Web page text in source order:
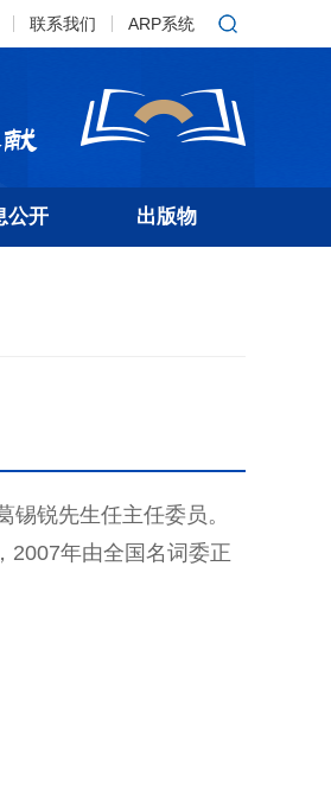
联系我们 ARP系统
公开 出版物
锐先生任主任委员。
2007年由全国名词委正